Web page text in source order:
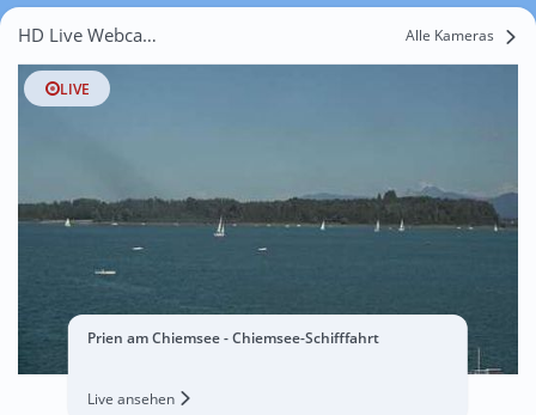
HD Live Webcams Stegenhäuser Alle Kameras
LIVE
Prien am Chiemsee - Chiemsee-Schifffahrt
Live ansehen